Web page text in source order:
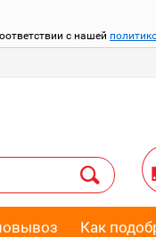
с нашей
Как